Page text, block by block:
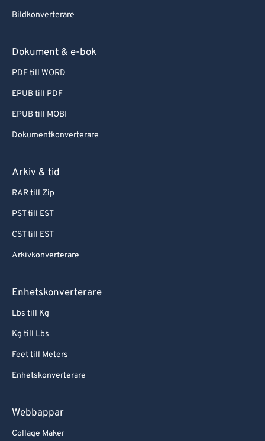
Bildkonverterare
Dokument & e-bok
PDF till WORD
EPUB till PDF
EPUB till MOBI
Dokumentkonverterare
Arkiv & tid
RAR till Zip
PST till EST
CST till EST
Arkivkonverterare
Enhetskonverterare
Lbs till Kg
Kg till Lbs
Feet till Meters
Enhetskonverterare
Webbappar
Collage Maker